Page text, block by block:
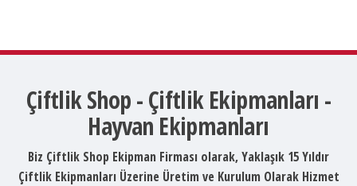
Çiftlik Shop - Çiftlik Ekipmanları -
Hayvan Ekipmanları
Biz Çiftlik Shop Ekipman Firması olarak, Yaklaşık 15 Yıldır
Çiftlik Ekipmanları Üzerine Üretim ve Kurulum Olarak Hizmet